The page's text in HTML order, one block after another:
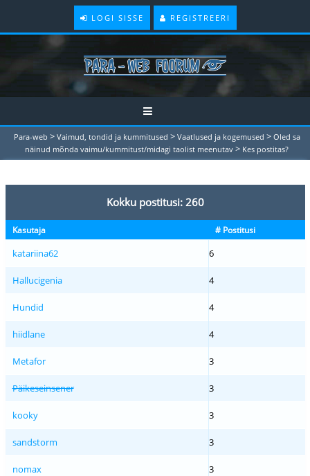
LOGI SISSE REGISTREERI
Para-web > Vaimud, tondid ja kummitused > Vaatlused ja kogemused > Oled sa
näinud mõnda vaimu/kummitust/midagi taolist meenutav > Kes postitas?
Kokku postitusi: 260
Kasutaja # Postitusi
katariina62 6
Hallucigenia 4
Hundid 4
hiidlane 4
Metafor 3
Päikeseinsener 3
kooky 3
sandstorm 3
nomax 3